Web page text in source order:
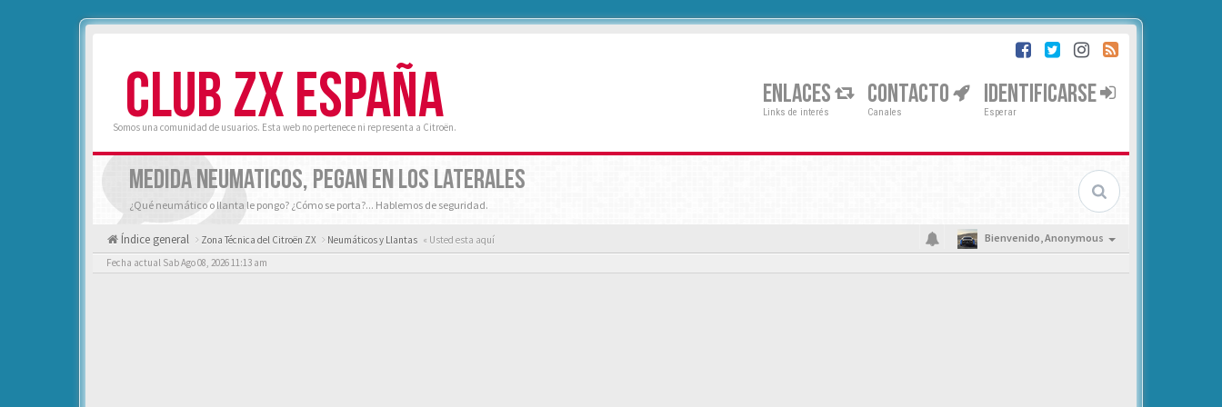
CLUB ZX ESPAÑA
Somos una comunidad de usuarios. Esta web no pertenece ni representa a Citroën.
ENLACES
Links de interés
CONTACTO
Canales
IDENTIFICARSE
Esperar
MEDIDA NEUMATICOS, PEGAN EN LOS LATERALES
¿Qué neumático o llanta le pongo? ¿Cómo se porta?... Hablemos de seguridad.
Índice general Zona Técnica del Citroën ZX Neumáticos y Llantas « Usted esta aquí Bienvenido,Anonymous
Fecha actual Sab Ago 08, 2026 11:13 am